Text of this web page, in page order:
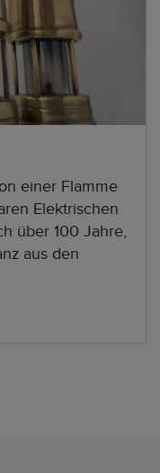
einer Flamme
Elektrischen
über 100 Jahre,
aus den